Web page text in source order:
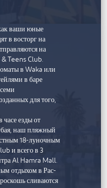
ваши юные
в восторг на
на
Teens Club.
в Waka или
в баре
для того,
езды от
наш пляжный
18-луночным
и всего в 3
Al Hamra Mall.
отдыхом в Рас-
сливаются